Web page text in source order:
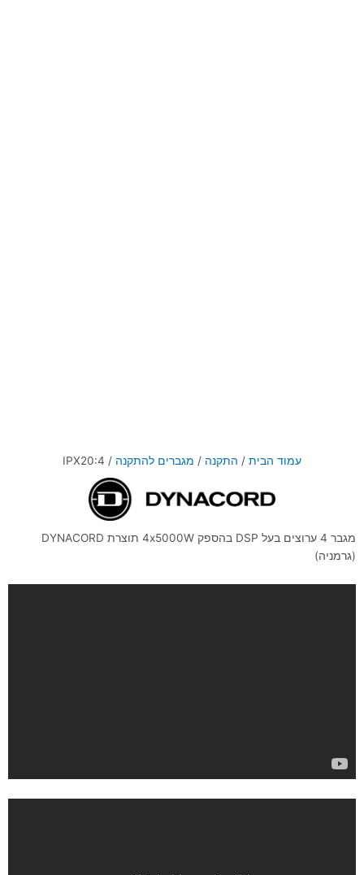
עמוד הבית / התקנה / מגברים להתקנה / IPX20:4
מגבר 4 ערוצים בעל DSP בהספק 4x5000W תוצרת DYNACORD
(גרמניה)